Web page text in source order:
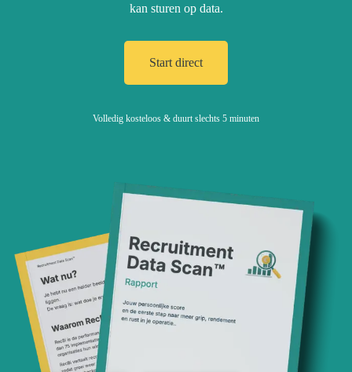
kan sturen op data.
Start direct
Volledig kosteloos​ & duurt slechts 5 minuten